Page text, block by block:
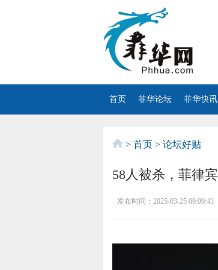
首页 菲华论坛 菲华快讯
> 首页 > 论坛好贴
58人被杀，菲律
发布时间： 2025-03-25 09:09:43